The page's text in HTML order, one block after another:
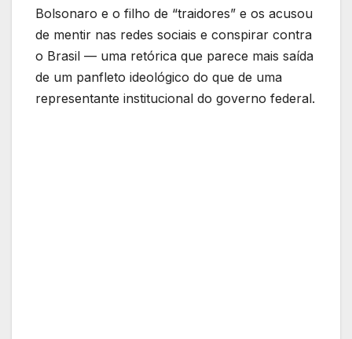
Bolsonaro e o filho de “traidores” e os acusou
de mentir nas redes sociais e conspirar contra
o Brasil — uma retórica que parece mais saída
de um panfleto ideológico do que de uma
representante institucional do governo federal.